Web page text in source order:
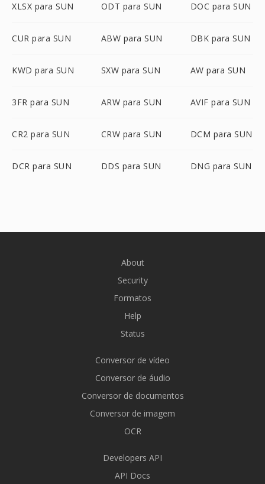
XLSX para SUN ODT para SUN DOC para SUN
CUR para SUN ABW para SUN DBK para SUN
KWD para SUN SXW para SUN AW para SUN
3FR para SUN ARW para SUN AVIF para SUN
CR2 para SUN CRW para SUN DCM para SUN
DCR para SUN DDS para SUN DNG para SUN
About
Security
Formatos
Help
Status
Conversor de vídeo
Conversor de áudio
Conversor de documentos
Conversor de imagem
OCR
Developers API
API Docs